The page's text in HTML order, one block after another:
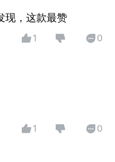
现，这款最赞
1 0
1 0